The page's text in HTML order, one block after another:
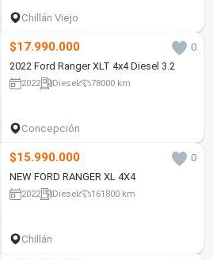
Chillán Viejo
$17.990.000
0
2022 Ford Ranger XLT 4x4 Diesel 3.2
2022 Diesel 78000 km
Concepción
$15.990.000
0
NEW FORD RANGER XL 4X4
2022 Diesel 161800 km
Chillán